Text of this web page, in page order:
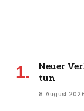
Neuer
tun
8 August